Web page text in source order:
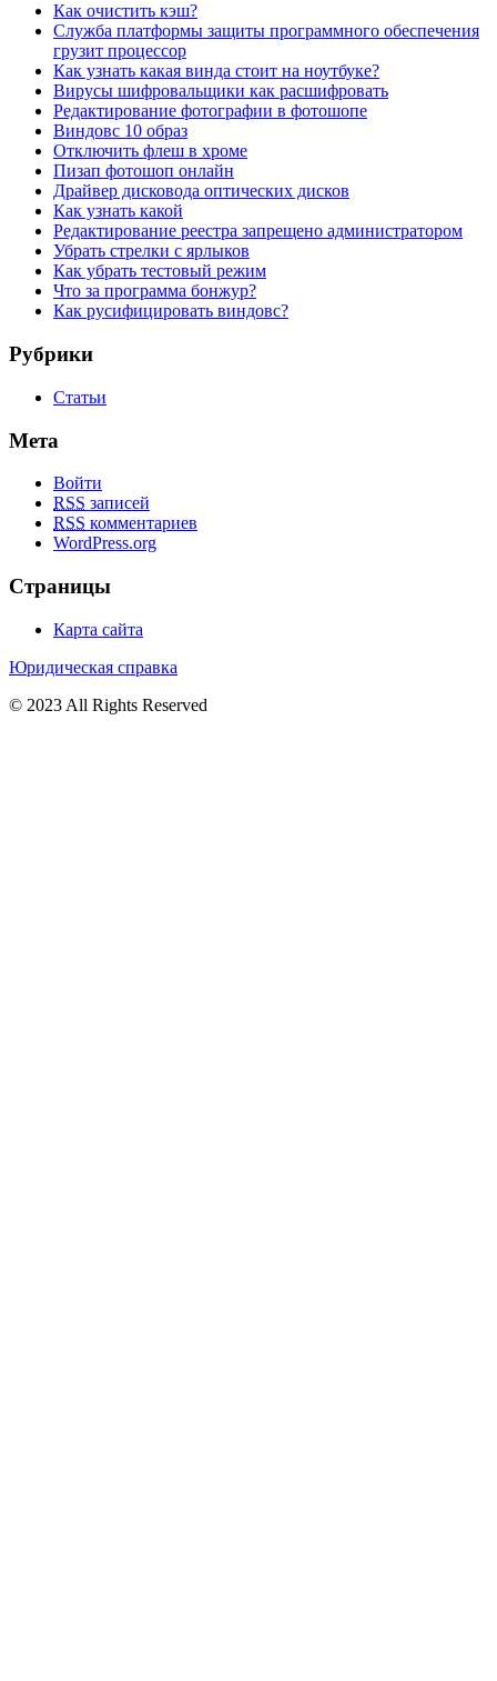
Как очистить кэш?
Служба платформы защиты программного обеспечения
грузит процессор
Как узнать какая винда стоит на ноутбуке?
Вирусы шифровальщики как расшифровать
Редактирование фотографии в фотошопе
Виндовс 10 образ
Отключить флеш в хроме
Пизап фотошоп онлайн
Драйвер дисковода оптических дисков
Как узнать какой
Редактирование реестра запрещено администратором
Убрать стрелки с ярлыков
Как убрать тестовый режим
Что за программа бонжур?
Как русифицировать виндовс?
Рубрики
Статьи
Мета
Войти
RSS записей
RSS комментариев
WordPress.org
Страницы
Карта сайта
Юридическая справка
© 2023 All Rights Reserved